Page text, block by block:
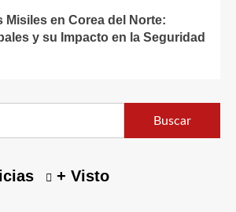
Misiles en Corea del Norte:
y su Impacto en la Seguridad
+ Visto